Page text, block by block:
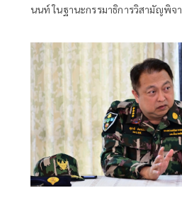
นนท์ ในฐานะกรรมาธิการวิสามัญพิ
อภิปรายสะท้อนมุมมองและประสบ